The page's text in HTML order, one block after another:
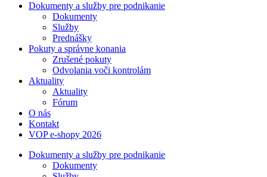
Dokumenty a služby pre podnikanie
Dokumenty
Služby
Prednášky
Pokuty a správne konania
Zrušené pokuty
Odvolania voči kontrolám
Aktuality
Aktuality
Fórum
O nás
Kontakt
VOP e-shopy 2026
Dokumenty a služby pre podnikanie
Dokumenty